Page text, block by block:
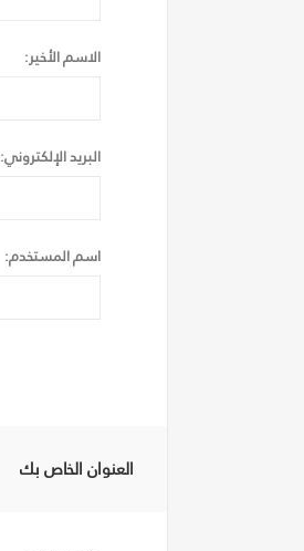
الاسم الأخير:
البريد الإلكتروني:
اسم المستخدم:
العنوان الخاص بك